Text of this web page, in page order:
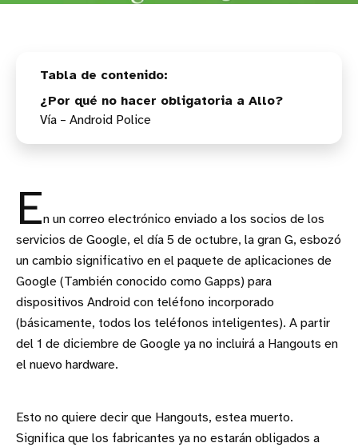
¿Por qué no hacer obligatoria a Allo?
Vía – Android Police
En un correo electrónico enviado a los socios de los
servicios de Google, el día 5 de octubre, la gran G, esbozó
un cambio significativo en el paquete de aplicaciones de
Google (También conocido como Gapps) para
dispositivos Android con teléfono incorporado
(básicamente, todos los teléfonos inteligentes). A partir
del 1 de diciembre de Google ya no incluirá a Hangouts en
el nuevo hardware.
Esto no quiere decir que Hangouts, estea muerto.
Significa que los fabricantes ya no estarán obligados a